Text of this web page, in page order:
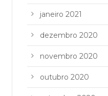
janeiro 2021
dezembro 2020
novembro 2020
outubro 2020